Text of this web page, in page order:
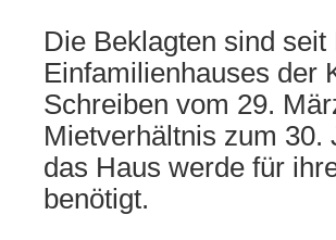
Die Beklagten sind
Einfamilienhauses der
Schreiben vom 29.
Mietverhältnis zum 30.
das Haus werde für
benötigt.